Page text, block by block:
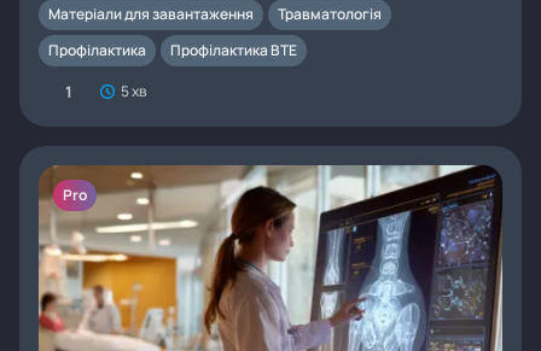
Матеріали для завантаження
Травматологія
Профілактика
Профілактика ВТЕ
1 5 хв
Pro